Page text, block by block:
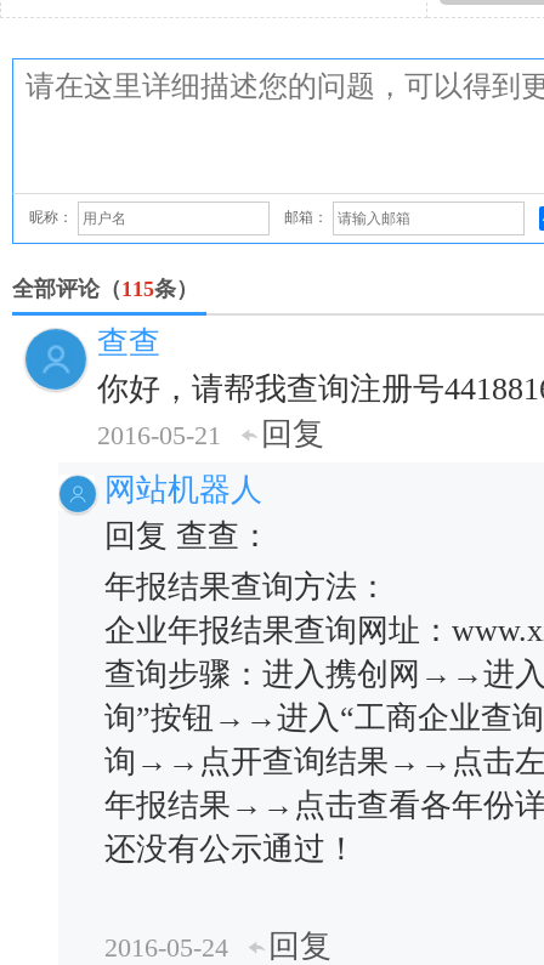
昵称： 邮箱：
全部评论（115条）
查查
你好，请帮我查询注册号
2016-05-21
回复
网站机器人
回复 查查：
年报结果查询方法：
企业年报结果查询网址：
查询步骤：进入携创网→→进
询”按钮→→进入“工商企业查
询→→点开查询结果→→点击
年报结果→→点击查看各年份
还没有公示通过！
2016-05-24
回复